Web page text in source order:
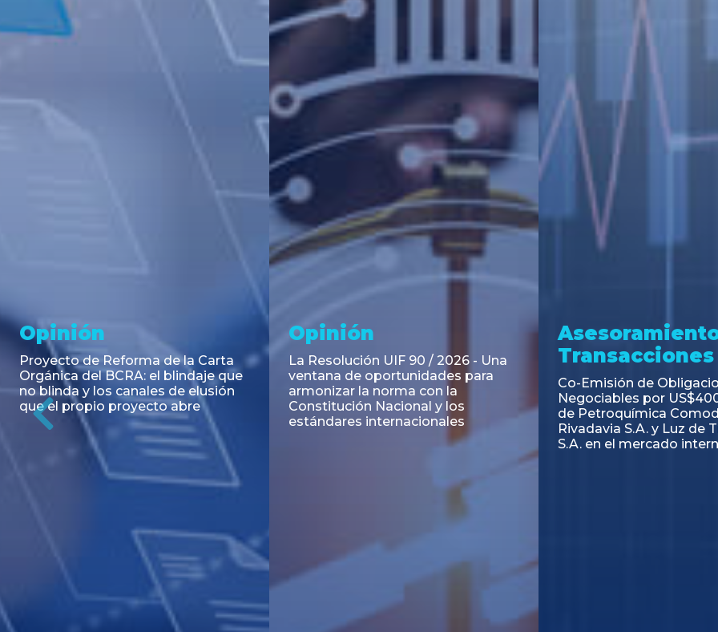
Noticia
RESOLUCIÓN 271/2026 de la
SECRETARIA DE COORDINACIÓN
DE PRODUCCIÓN: Actualización y
unificación de las advertencias
obligatorias en la publicidad de
juegos y apuestas en...
Asesoramiento y
Transacciones
Emisión de Obligaciones
Negociables Clase E de Central
Puerto S.A. por un Valor Nominal
de U$S 98.897.303
Transacciones
PAGBAM asesoró a
autorización para la
de los Certificados de
del Fideicomiso
Inmobiliario "Espacio
Previous